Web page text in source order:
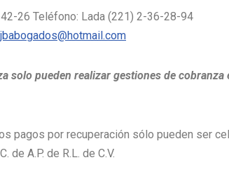
26 Teléfono: Lada (221) 2-36-28-94
solo pueden realizar gestiones de
pagos por recuperación sólo pueden ser
de A.P. de R.L. de C.V.